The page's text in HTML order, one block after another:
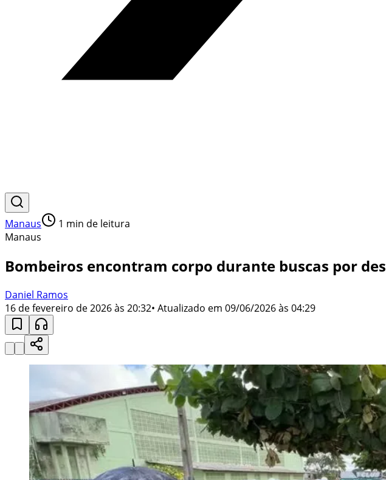
Manaus 1 min de leitura
Manaus
Bombeiros encontram corpo durante buscas por
Daniel Ramos
16 de fevereiro de 2026 às 20:32• Atualizado em 09/06/2026 às 04:29